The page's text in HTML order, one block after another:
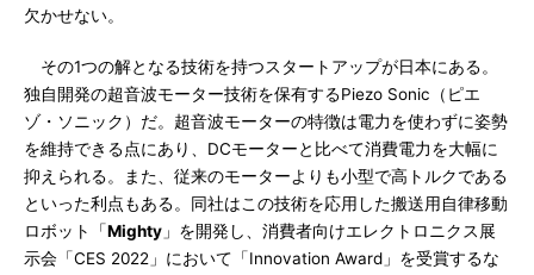
欠かせない。
その1つの解となる技術を持つスタートアップが日本にある。
独自開発の超音波モーター技術を保有するPiezo Sonic（ピエ
ゾ・ソニック）だ。超音波モーターの特徴は電力を使わずに姿勢
を維持できる点にあり、DCモーターと比べて消費電力を大幅に
抑えられる。また、従来のモーターよりも小型で高トルクである
といった利点もある。同社はこの技術を応用した搬送用自律移動
ロボット「Mighty 」を開発し、消費者向けエレクトロニクス展
示会「CES 2022」において「Innovation Award」を受賞するな